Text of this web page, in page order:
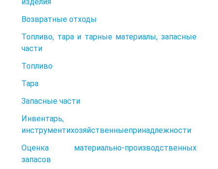
Возвратные отходы
Топливо, тара и тарные материалы, запасные
части
Топливо
Тара
Запасные части
Инвентарь,
инструментихозяйственныепринадлежности
Оценка материально-производственных
запасов